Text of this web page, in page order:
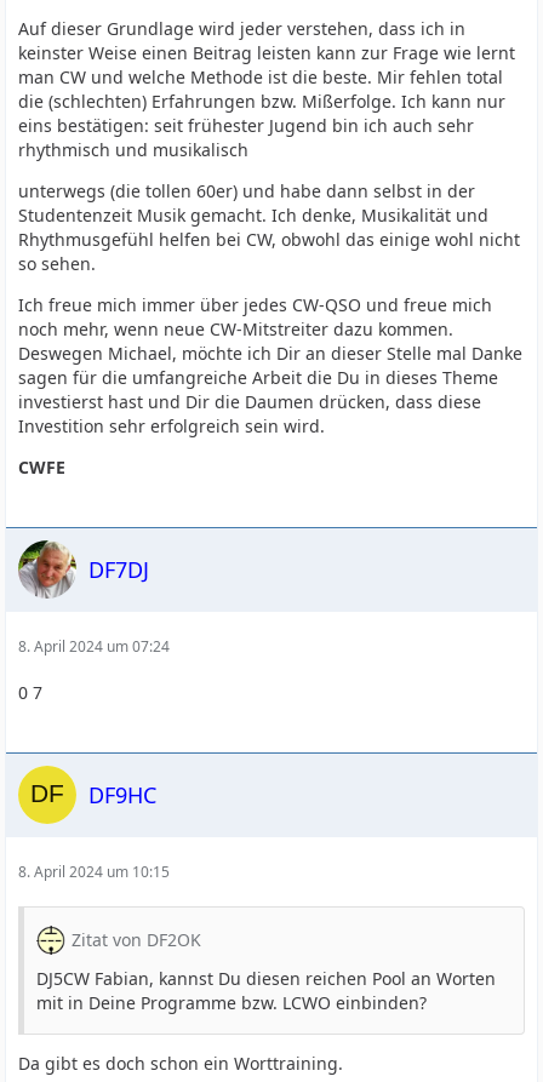
Auf dieser Grundlage wird jeder verstehen, dass ich in
keinster Weise einen Beitrag leisten kann zur Frage wie lernt
man CW und welche Methode ist die beste. Mir fehlen total
die (schlechten) Erfahrungen bzw. Mißerfolge. Ich kann nur
eins bestätigen: seit frühester Jugend bin ich auch sehr
rhythmisch und musikalisch
unterwegs (die tollen 60er) und habe dann selbst in der
Studentenzeit Musik gemacht. Ich denke, Musikalität und
Rhythmusgefühl helfen bei CW, obwohl das einige wohl nicht
so sehen.
Ich freue mich immer über jedes CW-QSO und freue mich
noch mehr, wenn neue CW-Mitstreiter dazu kommen.
Deswegen Michael, möchte ich Dir an dieser Stelle mal Danke
sagen für die umfangreiche Arbeit die Du in dieses Theme
investierst hast und Dir die Daumen drücken, dass diese
Investition sehr erfolgreich sein wird.
CWFE
DF7DJ
8. April 2024 um 07:24
0 7
DF9HC
8. April 2024 um 10:15
Zitat von DF2OK
DJ5CW Fabian, kannst Du diesen reichen Pool an Worten
mit in Deine Programme bzw. LCWO einbinden?
Da gibt es doch schon ein Worttraining.